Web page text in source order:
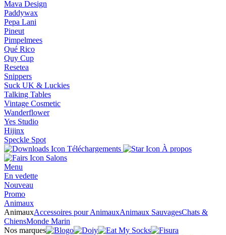
Mava Design
Paddywax
Pepa Lani
Pineut
Pimpelmees
Qué Rico
Quy Cup
Resetea
Snippers
Suck UK & Luckies
Talking Tables
Vintage Cosmetic
Wanderflower
Yes Studio
Hijinx
Speckle Spot
Téléchargements
À propos
Salons
Menu
En vedette
Nouveau
Promo
Animaux
AnimauxAccessoires pour AnimauxAnimaux SauvagesChats &
ChiensMonde Marin
Nos marques